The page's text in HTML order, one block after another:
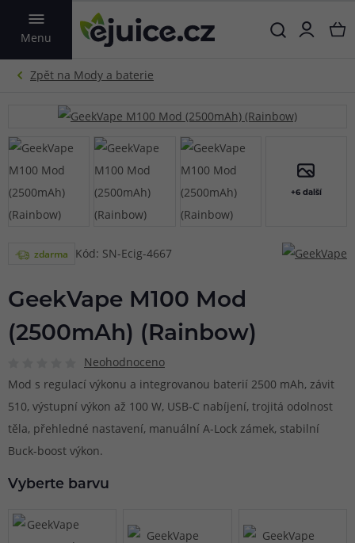
Menu
VYHLEDAT
+6 další
zdarma Kód: SN-Ecig-4667
GeekVape M100 Mod
(2500mAh) (Rainbow)
Neohodnoceno
Mod s regulací výkonu a integrovanou baterií 2500 mAh, závit
510, výstupní výkon až 100 W, USB-C nabíjení, trojitá odolnost
těla, přehledné nastavení, manuální A-Lock zámek, stabilní
Buck-boost výkon.
Vyberte barvu